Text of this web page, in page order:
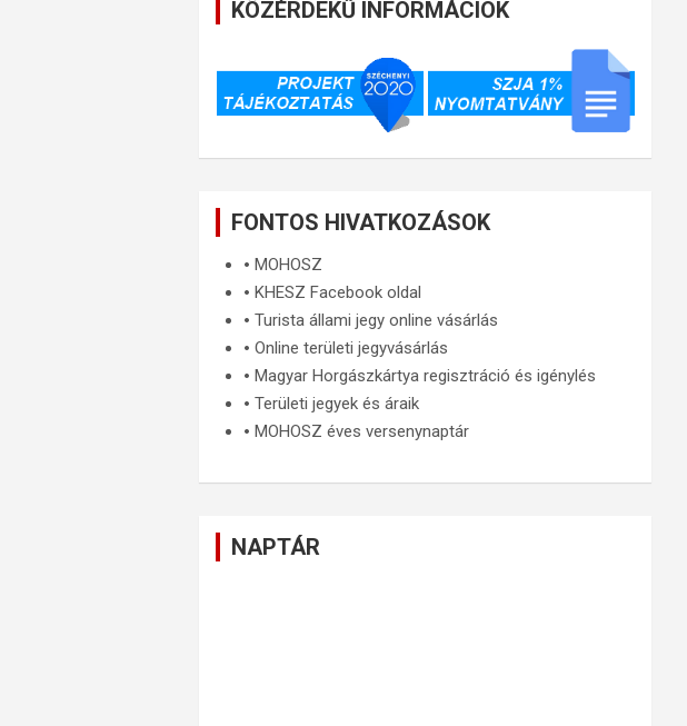
KÖZÉRDEKŰ INFORMÁCIÓK
FONTOS HIVATKOZÁSOK
🞄MOHOSZ
🞄KHESZ Facebook oldal
🞄Turista állami jegy online vásárlás
🞄Online területi jegyvásárlás
🞄Magyar Horgászkártya regisztráció és igénylés
🞄Területi jegyek és áraik
🞄MOHOSZ éves versenynaptár
NAPTÁR